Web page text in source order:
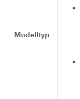
Modelltyp